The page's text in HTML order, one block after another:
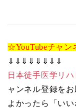
☆YouTubeチャン
⇓⇓⇓⇓⇓⇓⇓⇓
日本徒手医学リ
ャンネル登録をお
よかったら「い